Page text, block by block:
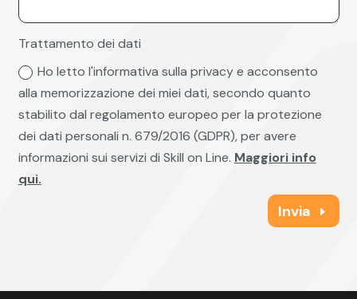
Trattamento dei dati
Ho letto l'informativa sulla privacy e acconsento
alla memorizzazione dei miei dati, secondo quanto
stabilito dal regolamento europeo per la protezione
dei dati personali n. 679/2016 (GDPR), per avere
informazioni sui servizi di Skill on Line. Maggiori info
qui.
Invia